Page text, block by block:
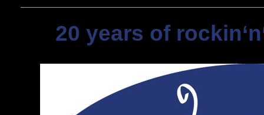
20 years of